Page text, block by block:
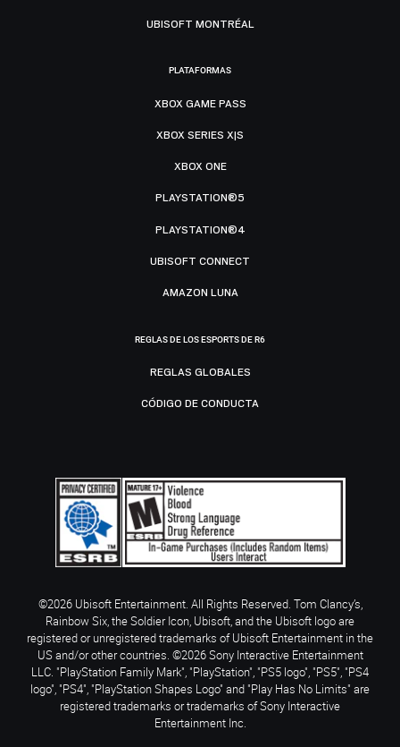
UBISOFT MONTRÉAL
PLATAFORMAS
XBOX GAME PASS
XBOX SERIES X|S
XBOX ONE
PLAYSTATION®5
PLAYSTATION®4
UBISOFT CONNECT
AMAZON LUNA
REGLAS DE LOS ESPORTS DE R6
REGLAS GLOBALES
CÓDIGO DE CONDUCTA
©2026 Ubisoft Entertainment. All Rights Reserved. Tom Clancy’s,
Rainbow Six, the Soldier Icon, Ubisoft, and the Ubisoft logo are
registered or unregistered trademarks of Ubisoft Entertainment in the
US and/or other countries. ©2026 Sony Interactive Entertainment
LLC. "PlayStation Family Mark", "PlayStation", "PS5 logo", "PS5", "PS4
logo", "PS4", "PlayStation Shapes Logo" and "Play Has No Limits" are
registered trademarks or trademarks of Sony Interactive
Entertainment Inc.